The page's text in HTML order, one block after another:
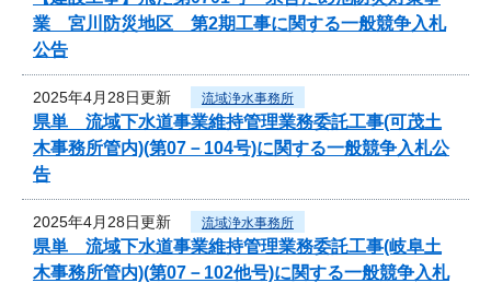
業 宮川防災地区 第2期工事に関する一般競争入札
公告
2025年4月28日更新 流域浄水事務所
県単 流域下水道事業維持管理業務委託工事(可茂土
木事務所管内)(第07－104号)に関する一般競争入札公
告
2025年4月28日更新 流域浄水事務所
県単 流域下水道事業維持管理業務委託工事(岐阜土
木事務所管内)(第07－102他号)に関する一般競争入札